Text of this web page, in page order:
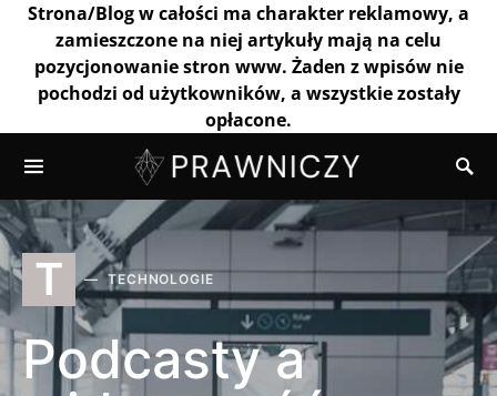
Strona/Blog w całości ma charakter reklamowy, a
zamieszczone na niej artykuły mają na celu
pozycjonowanie stron www. Żaden z wpisów nie
pochodzi od użytkowników, a wszystkie zostały
opłacone.
T TECHNOLOGIE
Podcasty a